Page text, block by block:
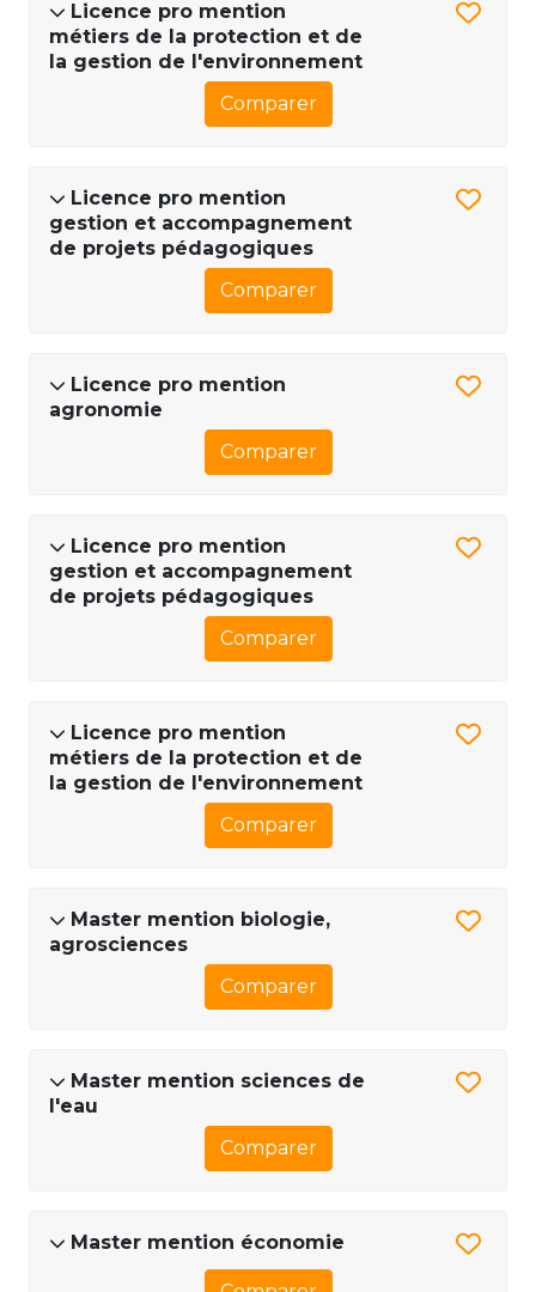
Licence pro mention
métiers de la protection et de
la gestion de l'environnement
Comparer
Licence pro mention
gestion et accompagnement
de projets pédagogiques
Comparer
Licence pro mention
agronomie
Comparer
Licence pro mention
gestion et accompagnement
de projets pédagogiques
Comparer
Licence pro mention
métiers de la protection et de
la gestion de l'environnement
Comparer
Master mention biologie,
agrosciences
Comparer
Master mention sciences de
l'eau
Comparer
Master mention économie